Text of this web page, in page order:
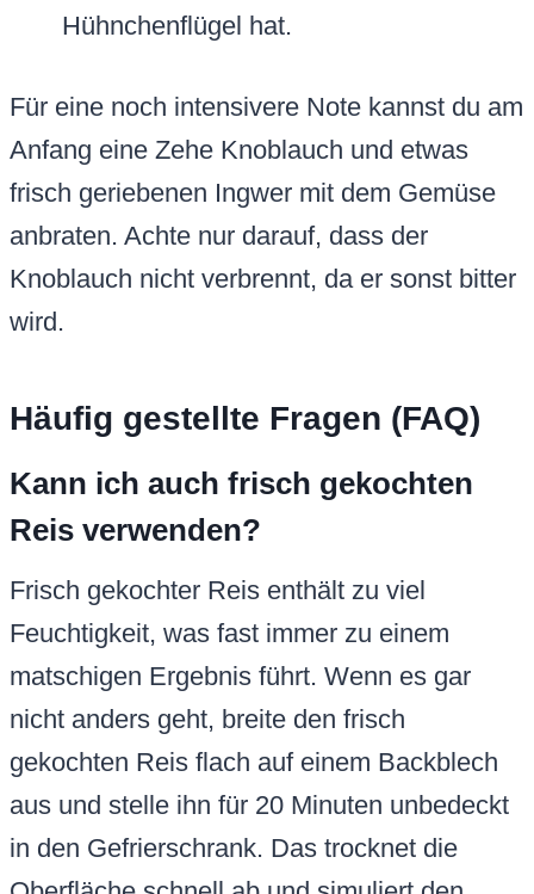
Hühnchenflügel hat.
Für eine noch intensivere Note kannst du am
Anfang eine Zehe Knoblauch und etwas
frisch geriebenen Ingwer mit dem Gemüse
anbraten. Achte nur darauf, dass der
Knoblauch nicht verbrennt, da er sonst bitter
wird.
Häufig gestellte Fragen (FAQ)
Kann ich auch frisch gekochten
Reis verwenden?
Frisch gekochter Reis enthält zu viel
Feuchtigkeit, was fast immer zu einem
matschigen Ergebnis führt. Wenn es gar
nicht anders geht, breite den frisch
gekochten Reis flach auf einem Backblech
aus und stelle ihn für 20 Minuten unbedeckt
in den Gefrierschrank. Das trocknet die